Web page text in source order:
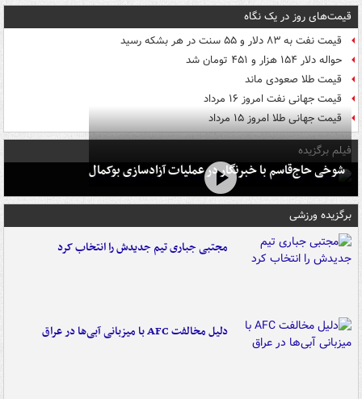
قیمت‌های روز در یک نگاه
قیمت نفت به ۸۳ دلار و ۵۵ سنت در هر بشکه رسید
حواله دلار ۱۵۴ هزار و ۴۵۱ تومان شد
قیمت طلا صعودی ماند
قیمت جهانی نفت امروز ۱۶ مرداد
قیمت جهانی طلا امروز ۱۵ مرداد
فیلم برگزیده
شوخی حاج‌قاسم با خبرنگار در عملیات آزادسازی بوکمال
برگزیده ورزشی
مجتبی جباری تیم جدیدش را انتخاب کرد
دلیل مخالفت AFC با میزبانی آبی‌ها در عراق